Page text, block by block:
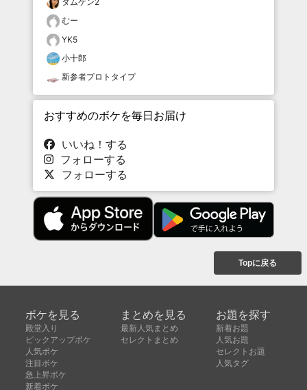
むー
YK5
小十郎
新参者プロトタイプ
おすすめのボケを毎日お届け
いいね！する
フォローする
フォローする
Topに戻る
ボケを見る
殿堂入り
ピックアップボケ
人気ボケ
注目ボケ
急上昇ボケ
新着ボケ
まとめを見る
最新人気まとめ
セレクトまとめ
お題を探す
新着お題
人気お題
セレクトお題
人気タグ